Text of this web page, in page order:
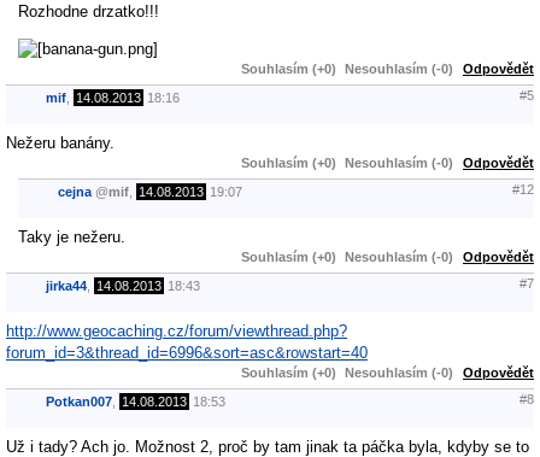
Rozhodne drzatko!!!
Souhlasím (+0) Nesouhlasím (-0) Odpovědět
mif 14.08.2013 18:16 #5
Nežeru banány.
Souhlasím (+0) Nesouhlasím (-0) Odpovědět
cejna @mif 14.08.2013 19:07 #12
Taky je nežeru.
Souhlasím (+0) Nesouhlasím (-0) Odpovědět
jirka44 14.08.2013 18:43 #7
http://www.geocaching.cz/forum/viewthread.php?
forum_id=3&thread_id=6996&sort=asc&rowstart=40
Souhlasím (+0) Nesouhlasím (-0) Odpovědět
Potkan007 14.08.2013 18:53 #8
Už i tady? Ach jo. Možnost 2, proč by tam jinak ta páčka byla, kdyby se to